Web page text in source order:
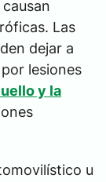
Las
dejar a
lesiones
y la
u